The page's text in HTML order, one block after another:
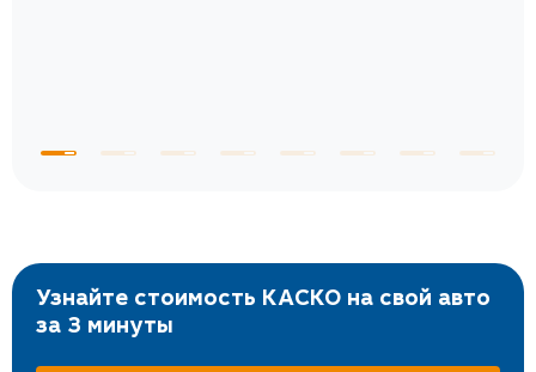
Узнайте стоимость КАСКО на свой авто
за 3 минуты